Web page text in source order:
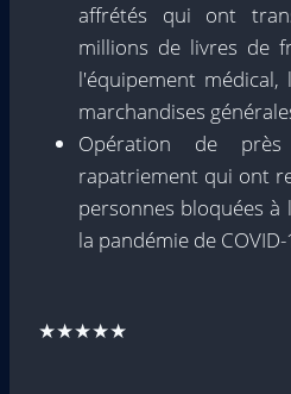
affrétés qui ont
millions de livres de
l'équipement
marchandises
Opération de
rapatriement qui ont
personnes bloquées
la pandémie de
★★★★★